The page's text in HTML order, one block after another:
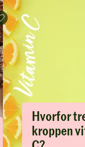
Slik
får
du
i
deg
nok
kostfiber!
-
legg
til
favoritter
Hvorfor
kroppen